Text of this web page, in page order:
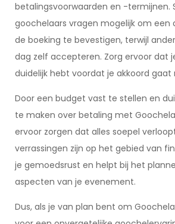
betalingsvoorwaarden en -termijnen.
goochelaars vragen mogelijk om een
de boeking te bevestigen, terwijl
dag zelf accepteren. Zorg ervoor dat
duidelijk hebt voordat je akkoord gaat
Door een budget vast te stellen en
te maken over betaling met
ervoor zorgen dat alles soepel
verrassingen zijn op het gebied van
je gemoedsrust en helpt bij het
aspecten van je evenement.
Dus, als je van plan bent om